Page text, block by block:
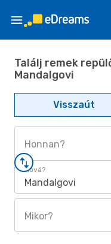
Találj remek
Mandalgovi
Visszaút
Honnan?
Hová?
Mandalgovi
Mikor?